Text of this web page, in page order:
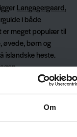
Om
Langagergaard,
i både
er meget populær til
øvede, børn og
islandske heste.